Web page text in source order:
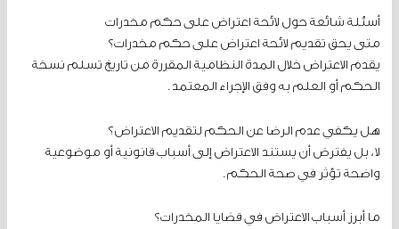
أسئلة شائعة حول لائحة اعتراض على حكم مخدرات
متى يحق تقديم لائحة اعتراض على حكم مخدرات؟
يقدم الاعتراض خلال المدة النظامية المقررة من تاريخ تسلم نسخة
الحكم أو العلم به وفق الإجراء المعتمد.
هل يكفي عدم الرضا عن الحكم لتقديم الاعتراض؟
لا، بل يفترض أن يستند الاعتراض إلى أسباب قانونية أو موضوعية
واضحة تؤثر في صحة الحكم.
ما أبرز أسباب الاعتراض في قضايا المخدرات؟